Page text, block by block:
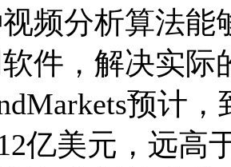
频分析算法能
件，解决实际
预计
亿美元，远高